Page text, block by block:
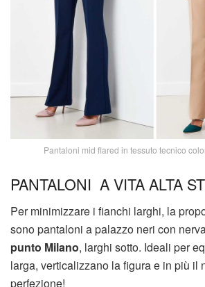
Pantaloni mid flared in tessuto tecnico
PANTALONI A VITA ALTA
Per minimizzare i fianchi larghi, la
sono pantaloni a palazzo neri con
punto Milano, larghi sotto. Ideali per
larga, verticalizzano la figura e in più il
perfezione!